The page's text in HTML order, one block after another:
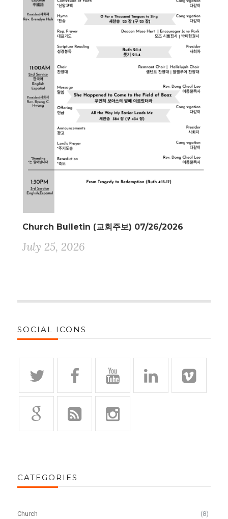
Church Bulletin (교회주보) 07/26/2026
July 25, 2026
SOCIAL ICONS
CATEGORIES
Church (8)